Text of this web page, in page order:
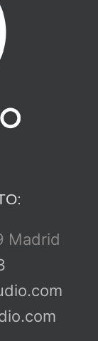
Madrid